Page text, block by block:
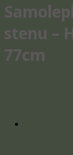
stenu –
77cm